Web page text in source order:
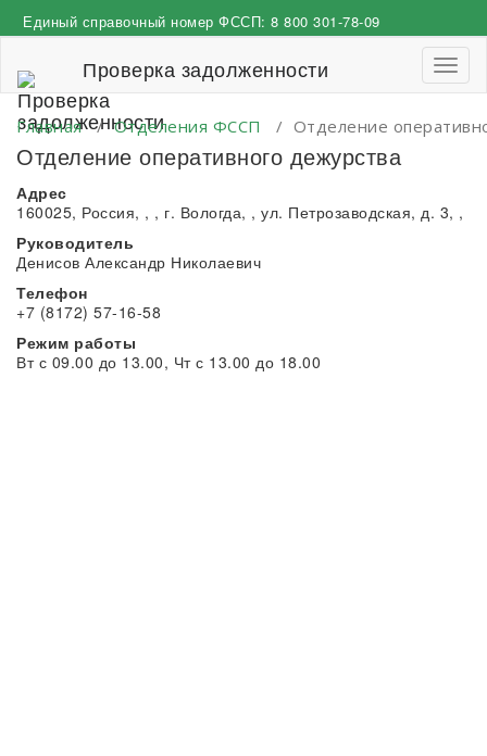
к
Единый справочный номер ФССП: 8 800 301-78-09
Проверка задолженности
Главная/Отделения ФССП / Отделение
Отделение оперативного дежурства
Адрес
160025, Россия, , , г. Вологда, , ул. Петрозаводская, д. 3, ,
Руководитель
Денисов Александр Николаевич
Телефон
+7 (8172) 57-16-58
Режим работы
Вт с 09.00 до 13.00, Чт с 13.00 до 18.00